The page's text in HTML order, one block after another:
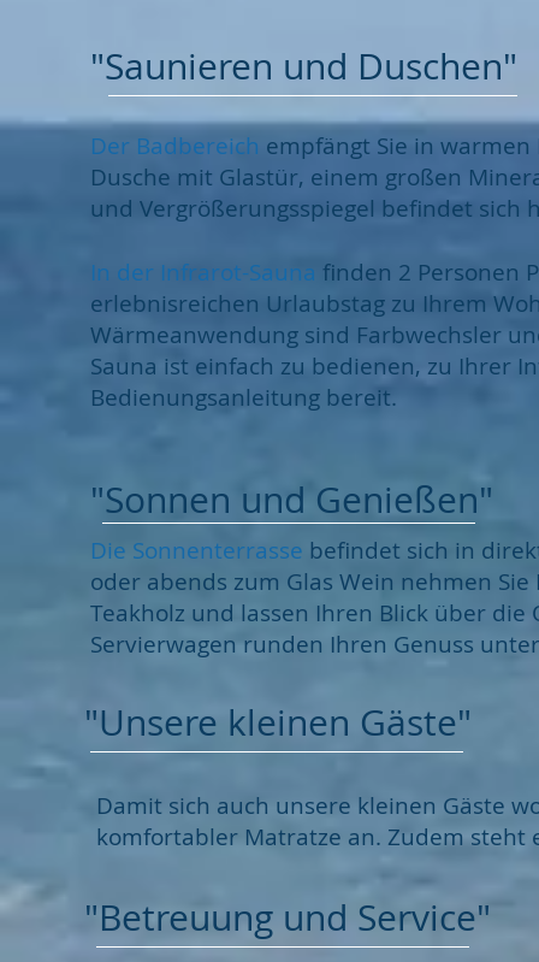
"Saunieren und Duschen"
Der Badbereich empfängt Sie in
Dusche mit Glastür, einem großen
und Vergrößerungsspiegel befindet sich
In der Infrarot-Sauna finden 2 Personen
erlebnisreichen Urlaubstag zu Ihrem
Wärmeanwendung sind Farbwechsler
Sauna ist einfach zu bedienen, zu Ihrer
Bedienungsanleitung bereit.
"Sonnen und Genießen"
Die Sonnenterrasse befindet sich in
oder abends zum Glas Wein nehmen
Teakholz und lassen Ihren Blick über
Servierwagen runden Ihren Genuss
"Unsere kleinen Gäste"
Damit sich auch unsere kleinen Gäste
komfortabler Matratze an. Zudem
"Betreuung und Service"